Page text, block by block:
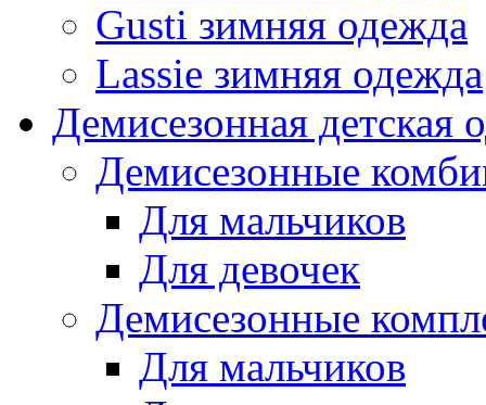
Gusti зимняя одежда
Lassie зимняя одежда
Демисезонная детская
Демисезонные
Для мальчиков
Для девочек
Демисезонные
Для мальчиков